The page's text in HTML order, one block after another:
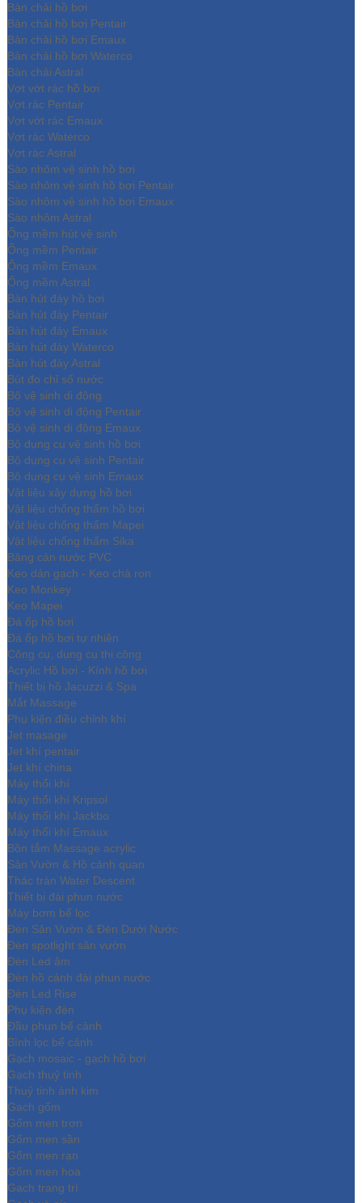
Bàn chải hồ bơi
Bàn chải hồ bơi Pentair
Bàn chải hồ bơi Emaux
Bàn chải hồ bơi Waterco
Bàn chải Astral
Vợt vớt rác hồ bơi
Vợt rác Pentair
Vợt vớt rác Emaux
Vợt rác Waterco
Vợt rác Astral
Sào nhôm vệ sinh hồ bơi
Sào nhôm vệ sinh hồ bơi Pentair
Sào nhôm vệ sinh hồ bơi Emaux
Sào nhôm Astral
Ống mềm hút vệ sinh
Ống mềm Pentair
Ống mềm Emaux
Ống mềm Astral
Bàn hút đáy hồ bơi
Bàn hút đáy Pentair
Bàn hút đáy Emaux
Bàn hút đáy Waterco
Bàn hút đáy Astral
Bút đo chỉ số nước
Bộ vệ sinh di động
Bộ vệ sinh di động Pentair
Bộ vệ sinh di động Emaux
Bộ dụng cụ vệ sinh hồ bơi
Bộ dụng cụ vệ sinh Pentair
Bộ dụng cụ vệ sinh Emaux
Vật liệu xây dựng hồ bơi
Vật liệu chống thấm hồ bơi
Vật liệu chống thấm Mapei
Vật liệu chống thấm Sika
Băng cản nước PVC
Keo dán gạch - Keo chà ron
Keo Monkey
Keo Mapei
Đá ốp hồ bơi
Đá ốp hồ bơi tự nhiên
Công cụ, dụng cụ thi công
Acrylic Hồ bơi - Kính hồ bơi
Thiết bị hồ Jacuzzi & Spa
Mắt Massage
Phụ kiện điều chỉnh khí
Jet masage
Jet khí pentair
Jet khí china
Máy thổi khí
Máy thổi khí Kripsol
Máy thổi khí Jackbo
Máy thổi khí Emaux
Bồn tắm Massage acrylic
Sân Vườn & Hồ cảnh quan
Thác tràn Water Descent
Thiết bị đài phun nước
Máy bơm bể lọc
Đèn Sân Vườn & Đèn Dưới Nước
Đèn spotlight sân vườn
Đèn Led âm
Đèn hồ cảnh đài phun nước
Đèn Led Rise
Phụ kiện đèn
Đầu phun bể cảnh
Bình lọc bể cảnh
Gạch mosaic - gạch hồ bơi
Gạch thuỷ tinh
Thuỷ tinh ánh kim
Gạch gốm
Gốm men trơn
Gốm men sần
Gốm men rạn
Gốm men hoa
Gạch trang trí